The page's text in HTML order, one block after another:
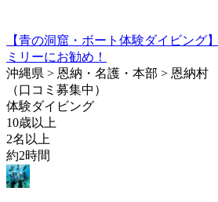
【青の洞窟・ボート体験ダイビング
ミリーにお勧め！
沖縄県 > 恩納・名護・本部 > 恩納村
（口コミ募集中）
体験ダイビング
10歳以上
2名以上
約2時間